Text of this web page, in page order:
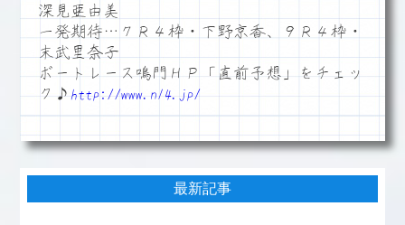
深見亜由美
一発期待…７Ｒ４枠・下野京香、９Ｒ４枠・
末武里奈子
ボートレース鳴門ＨＰ「直前予想」をチェッ
ク♪ http://www.n14.jp/
最新記事